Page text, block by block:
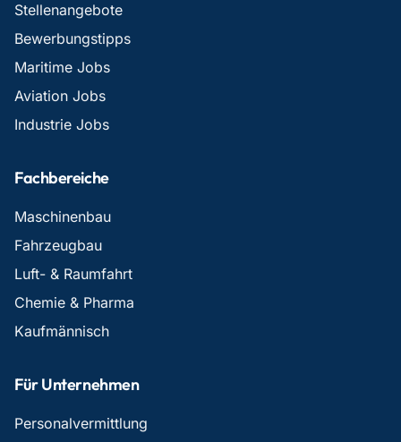
Stellenangebote
Bewerbungstipps
Maritime Jobs
Aviation Jobs
Industrie Jobs
Fachbereiche
Maschinenbau
Fahrzeugbau
Luft- & Raumfahrt
Chemie & Pharma
Kaufmännisch
Für Unternehmen
Personalvermittlung